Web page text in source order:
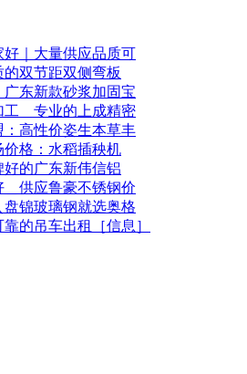
｜大量供应品质可
双节距双侧弯板
东新款砂浆加固宝
＿专业的上成精密
高性价姿生本草丰
格：水稻插秧机
好的广东新伟信铝
供应鲁豪不锈钢价
锦玻璃钢就选奥格
的吊车出租［信息］